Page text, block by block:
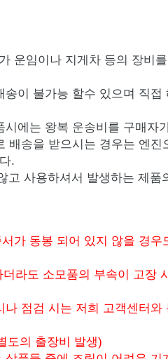
운임이나 지게차 등의 장비
이 불가능 할수 있으며 직접
에는 왕복 운송비를 구매자
배송을 받으시는 경우는 엔진
.
사용하셔서 발생하는 제품
가 동봉 되어 있지 않을 경우
라도 소모품의 부속이 고장
점검 시는 저희 고객센터와
의 출장비 발생)